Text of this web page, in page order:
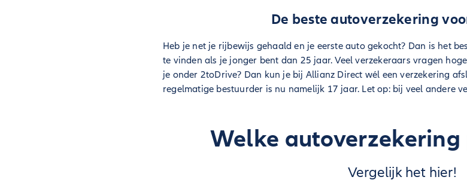
De beste autoverzekering
Heb je net je rijbewijs gehaald en je eerste auto gekocht? Dan is het
te vinden als je jonger bent dan 25 jaar. Veel verzekeraars vragen
je onder 2toDrive? Dan kun je bij Allianz Direct wél een verzekering
regelmatige bestuurder is nu namelijk 17 jaar. Let op: bij veel andere
Welke autoverzekering
Vergelijk het hier!